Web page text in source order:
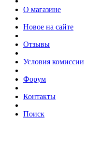
О магазине
Новое на сайте
Отзывы
Условия комиссии
Форум
Контакты
Поиск